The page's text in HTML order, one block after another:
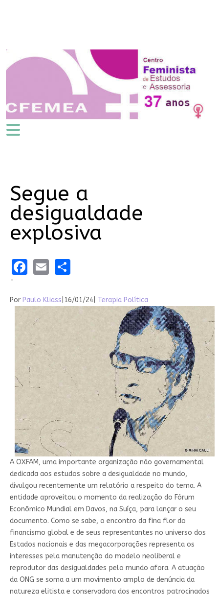
Segue a
desigualdade
explosiva
Facebook
EmailShare
-
Por Paulo Kliass 16/01/24| Terapia Política
A OXFAM, uma importante organização não governamental
dedicada aos estudos sobre a desigualdade no mundo,
divulgou recentemente um relatório a respeito do tema. A
entidade aproveitou o momento da realização do Fórum
Econômico Mundial em Davos, na Suíça, para lançar o seu
documento. Como se sabe, o encontro da fina flor do
financismo global e de seus representantes no universo dos
Estados nacionais e das megacorporações representa os
interesses pela manutenção do modelo neoliberal e
reprodutor das desigualdades pelo mundo afora. A atuação
da ONG se soma a um movimento amplo de denúncia da
natureza elitista e conservadora dos encontros patrocinados